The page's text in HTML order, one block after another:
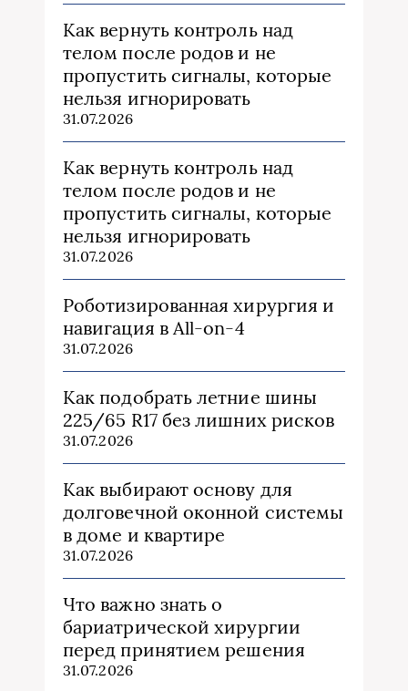
Как вернуть контроль над
телом после родов и не
пропустить сигналы, которые
нельзя игнорировать
31.07.2026
Как вернуть контроль над
телом после родов и не
пропустить сигналы, которые
нельзя игнорировать
31.07.2026
Роботизированная хирургия и
навигация в All-on-4
31.07.2026
Как подобрать летние шины
225/65 R17 без лишних рисков
31.07.2026
Как выбирают основу для
долговечной оконной системы
в доме и квартире
31.07.2026
Что важно знать о
бариатрической хирургии
перед принятием решения
31.07.2026